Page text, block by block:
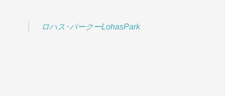
ロハス･パークーLohasPark